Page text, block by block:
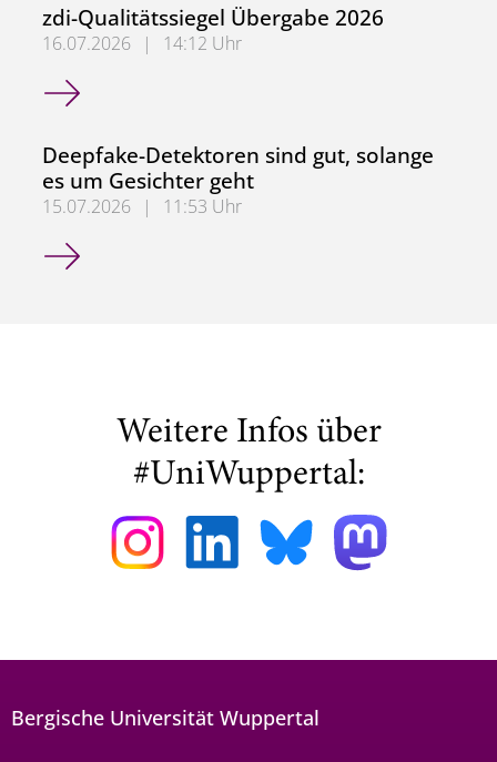
zdi-Qualitätssiegel Übergabe 2026
16.07.2026 |
14:12 Uhr
zdi-Qualitätssiegel Übergabe 2026
Deepfake-Detektoren sind gut, solange
es um Gesichter geht
15.07.2026 |
11:53 Uhr
Deepfake-Detektoren sind gut, solange es um Gesichter
Weitere Infos über
#UniWuppertal:
Bergische Universität Wuppertal